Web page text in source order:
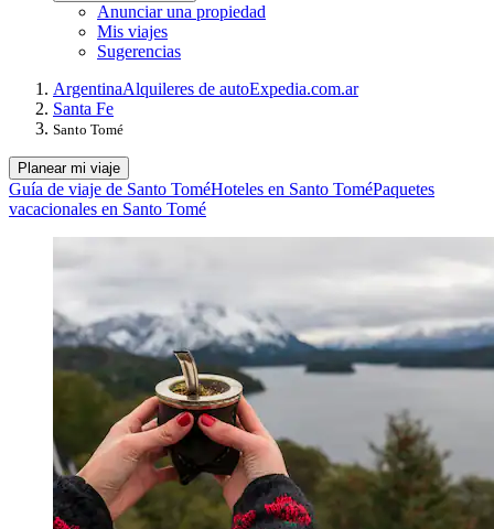
Anunciar una propiedad
Mis viajes
Sugerencias
ArgentinaAlquileres de autoExpedia.com.ar
Santa Fe
Santo Tomé
Planear mi viaje
Guía de viaje de Santo ToméHoteles en Santo ToméPaquetes
vacacionales en Santo Tomé